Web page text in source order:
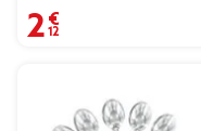
2,12 €